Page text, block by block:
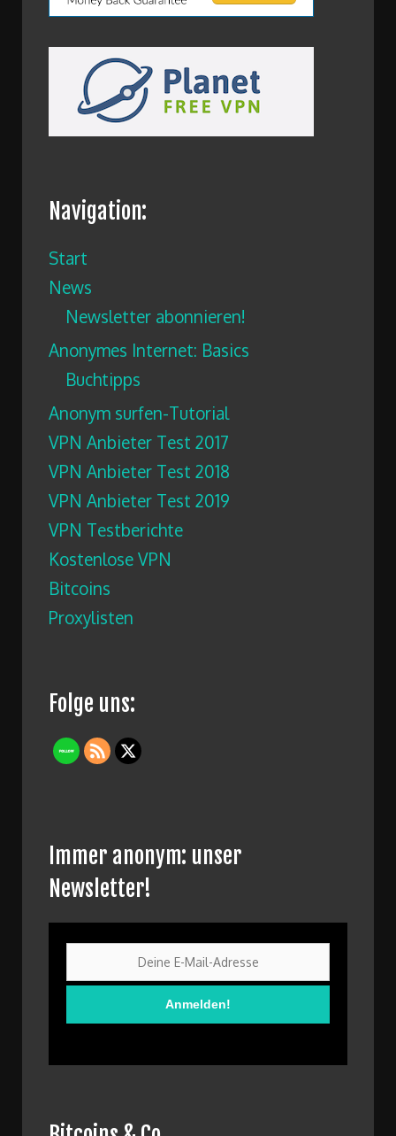
Navigation:
Start
News
Newsletter abonnieren!
Anonymes Internet: Basics
Buchtipps
Anonym surfen-Tutorial
VPN Anbieter Test 2017
VPN Anbieter Test 2018
VPN Anbieter Test 2019
VPN Testberichte
Kostenlose VPN
Bitcoins
Proxylisten
Folge uns:
Immer anonym: unser
Newsletter!